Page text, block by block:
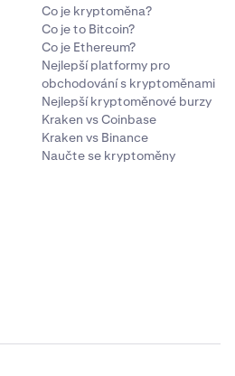
Co je kryptoměna?
Co je to Bitcoin?
Co je Ethereum?
Nejlepší platformy pro
obchodování s kryptoměnami
Nejlepší kryptoměnové burzy
Kraken vs Coinbase
Kraken vs Binance
Naučte se kryptoměny